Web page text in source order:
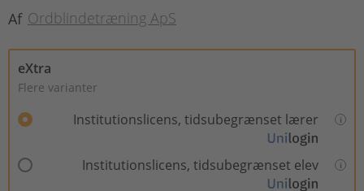
Af Ordblindetræning ApS
eXtra
Flere varianter
Institutionslicens, tidsubegrænset lærer
Institutionslicens, tidsubegrænset elev